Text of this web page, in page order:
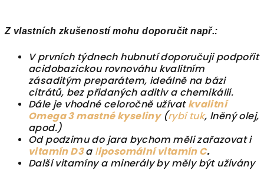
Z vlastních zkušeností mohu doporučit např.:
V prvních týdnech hubnutí doporučuji podpořit
acidobazickou rovnováhu kvalitním
zásaditým preparátem, ideálně na bázi
citrátů, bez přidaných aditiv a chemikálií.
Dále je vhodné celoročně užívatkvalitní
Omega 3 mastné kyseliny(rybí tuk, lněný olej,
apod.)
Od podzimu do jara bychom měli zařazovat i
vitamín D3a liposomální vitamín C.
Další vitamíny a minerály by měly být užívány